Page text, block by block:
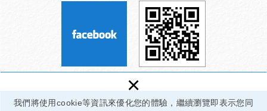
我們將使用cookie等資訊來優化您的體驗，繼續瀏覽即表示您同
×
國立臺灣大學獸醫專業學院 © 2024 | 網頁設計：新視野